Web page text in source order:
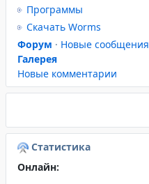
Программы
Скачать Worms
Форум · Новые сообщения
Галерея
Новые комментарии
Статистика
Онлайн: